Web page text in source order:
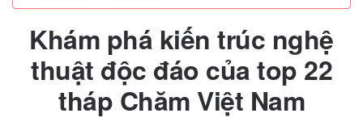
Khám phá kiến trúc nghệ
thuật độc đáo của top 22
tháp Chăm Việt Nam